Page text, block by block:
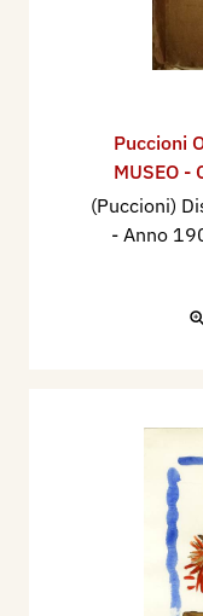
Puccioni
MUSEO -
(Puccioni)
- Anno